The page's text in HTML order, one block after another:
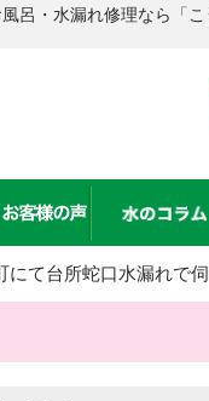
呂・水漏れ修理なら「
て台所蛇口水漏れで伺